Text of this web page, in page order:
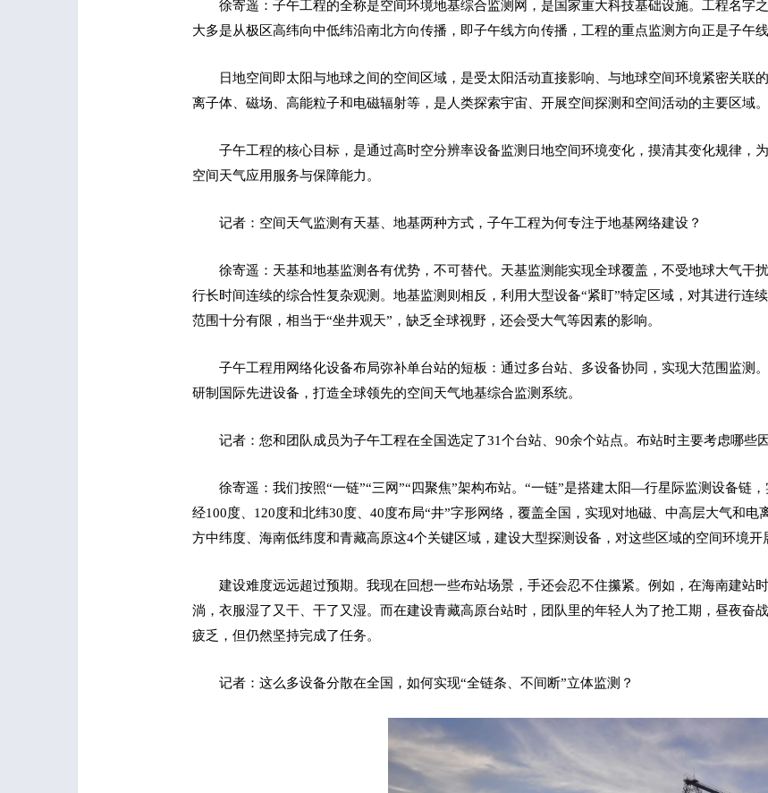
徐寄遥：子午工程的全称是空间环境地基综合监测网，是国家重大科技基础设施。工程名字
大多是从极区高纬向中低纬沿南北方向传播，即子午线方向传播，工程的重点监测方向正是子午线
日地空间即太阳与地球之间的空间区域，是受太阳活动直接影响、与地球空间环境紧密关联
离子体、磁场、高能粒子和电磁辐射等，是人类探索宇宙、开展空间探测和空间活动的主要区域。
子午工程的核心目标，是通过高时空分辨率设备监测日地空间环境变化，摸清其变化规律，
空间天气应用服务与保障能力。
记者：空间天气监测有天基、地基两种方式，子午工程为何专注于地基网络建设？
徐寄遥：天基和地基监测各有优势，不可替代。天基监测能实现全球覆盖，不受地球大气干
行长时间连续的综合性复杂观测。地基监测则相反，利用大型设备“紧盯”特定区域，对其进行连
范围十分有限，相当于“坐井观天”，缺乏全球视野，还会受大气等因素的影响。
子午工程用网络化设备布局弥补单台站的短板：通过多台站、多设备协同，实现大范围监测
研制国际先进设备，打造全球领先的空间天气地基综合监测系统。
记者：您和团队成员为子午工程在全国选定了31个台站、90余个站点。布站时主要考虑哪些
徐寄遥：我们按照“一链”“三网”“四聚焦”架构布站。“一链”是搭建太阳—行星际监测设备链
经100度、120度和北纬30度、40度布局“井”字形网络，覆盖全国，实现对地磁、中高层大气和电
方中纬度、海南低纬度和青藏高原这4个关键区域，建设大型探测设备，对这些区域的空间环境开
建设难度远远超过预期。我现在回想一些布站场景，手还会忍不住攥紧。例如，在海南建站
淌，衣服湿了又干、干了又湿。而在建设青藏高原台站时，团队里的年轻人为了抢工期，昼夜奋
疲乏，但仍然坚持完成了任务。
记者：这么多设备分散在全国，如何实现“全链条、不间断”立体监测？